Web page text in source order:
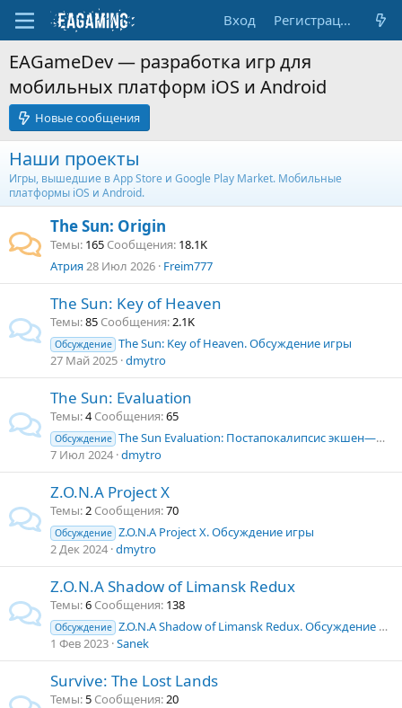
Вход Регистрация
EAGameDev — разработка игр для
мобильных платформ iOS и Android
Новые сообщения
Наши проекты
Игры, вышедшие в App Store и Google Play Market. Мобильные
платформы iOS и Android.
The Sun: Origin
Темы 165 Сообщения 18.1K
Атрия28 Июл 2026 Freim777
The Sun: Key of Heaven
Темы 85 Сообщения 2.1K
Обсуждение The Sun: Key of Heaven. Обсуждение игры
27 Май 2025 dmytro
The Sun: Evaluation
Темы 4 Сообщения 65
Обсуждение The Sun Evaluation: Постапокалипсис экшен—шутер. Обсуждение игры
7 Июл 2024 dmytro
Z.O.N.A Project X
Темы 2 Сообщения 70
Обсуждение Z.O.N.A Project X. Обсуждение игры
2 Дек 2024 dmytro
Z.O.N.A Shadow of Limansk Redux
Темы 6 Сообщения 138
Обсуждение Z.O.N.A Shadow of Limansk Redux. Обсуждение игры
1 Фев 2023 Sanek
Survive: The Lost Lands
Темы 5 Сообщения 20